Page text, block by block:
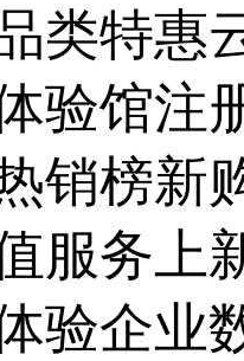
类特惠
验馆注
销榜新
服务上
验企业